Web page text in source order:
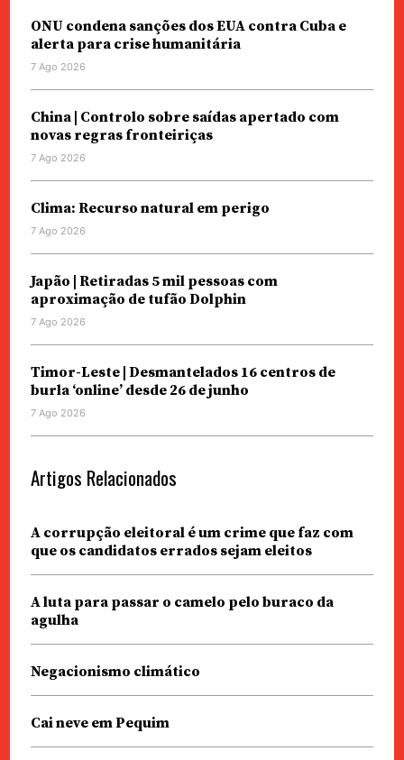
ONU condena sanções dos EUA contra Cuba e
alerta para crise humanitária
7 Ago 2026
China | Controlo sobre saídas apertado com
novas regras fronteiriças
7 Ago 2026
Clima: Recurso natural em perigo
7 Ago 2026
Japão | Retiradas 5 mil pessoas com
aproximação de tufão Dolphin
7 Ago 2026
Timor-Leste | Desmantelados 16 centros de
burla ‘online’ desde 26 de junho
7 Ago 2026
Artigos Relacionados
A corrupção eleitoral é um crime que faz com
que os candidatos errados sejam eleitos
A luta para passar o camelo pelo buraco da
agulha
Negacionismo climático
Cai neve em Pequim